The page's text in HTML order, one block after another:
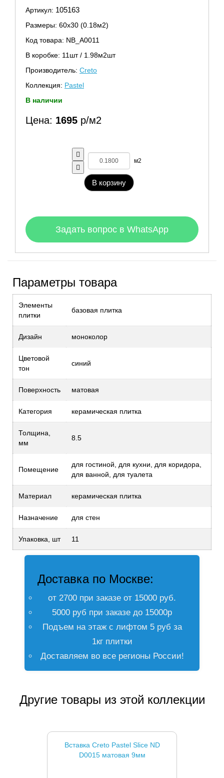
Артикул: 105163
Размеры: 60х30 (0.18м2)
Код товара: NB_A0011
В коробке: 11шт / 1.98м2шт
Производитель: Creto
Коллекция: Pastel
В наличии
Цена: 1695 р/м2
м2
В корзину
Задать вопрос в WhatsApp
Параметры товара
Элементы
плитки
базовая плитка
Дизайн моноколор
Цветовой
тон
синий
Поверхность матовая
Категория керамическая плитка
Толщина,
мм
8.5
Помещение
для гостиной, для кухни, для коридора,
для ванной, для туалета
Материал керамическая плитка
Назначение для стен
Упаковка, шт 11
Доставка по Москве:
от 2700 при заказе от 15000 руб.
5000 руб при заказе до 15000р
Подъем на этаж с лифтом 5 руб за
1кг плитки
Доставляем во все регионы России!
Другие товары из этой коллекции
Вставка Creto Pastel Slice ND
D0015 матовая 9мм